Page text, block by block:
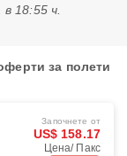
18:55 ч.
за полети
Започнете от
US$ 158.17
Цена/ Пакс